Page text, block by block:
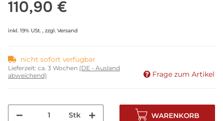
110,90 €
inkl. 19% USt. , zzgl. Versand
nicht sofort verfügbar
Lieferzeit: ca. 3 Wochen (DE - Ausland
abweichend)
Frage zum Artikel
Stk WARENKORB